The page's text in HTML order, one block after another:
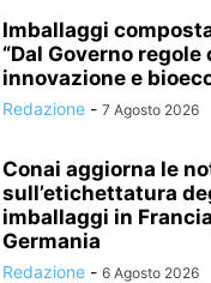
Imballaggi
“Dal Governo
innovazione e
Redazione - 7 Agosto 2026
Conai aggiorna le
sull’etichettatura
imballaggi in
Germania
Redazione - 6 Agosto 2026